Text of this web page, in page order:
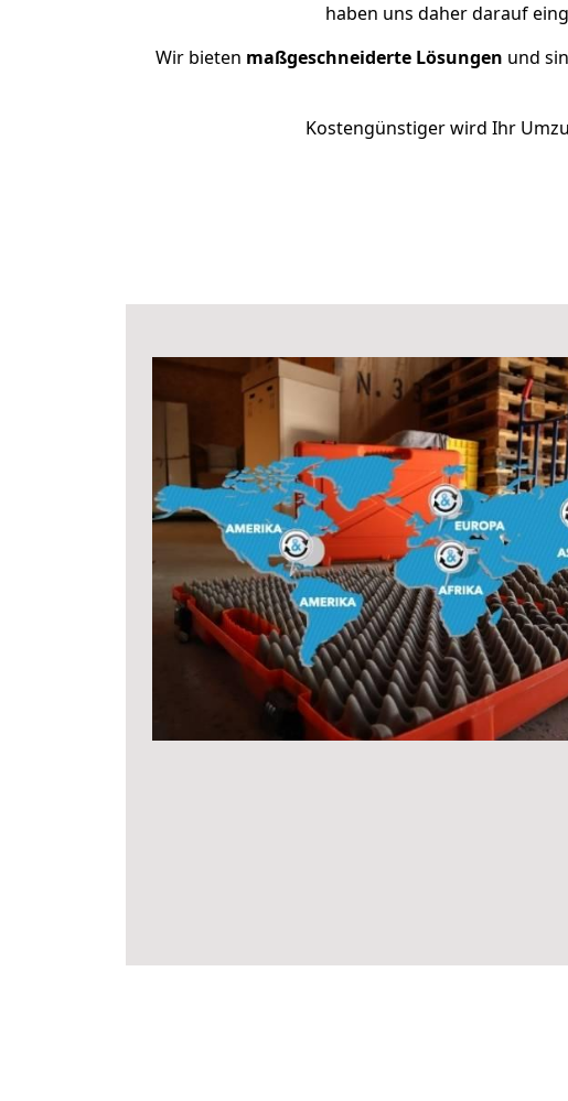
haben uns daher darauf
Wir bieten maßgeschneiderte Lösungen und
Kostengünstiger wird Ihr